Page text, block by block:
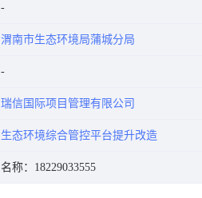
渭南市生态环境局蒲城分局
瑞信国际项目管理有限公司
生态环境综合管控平台提升改造
名称：18229033555